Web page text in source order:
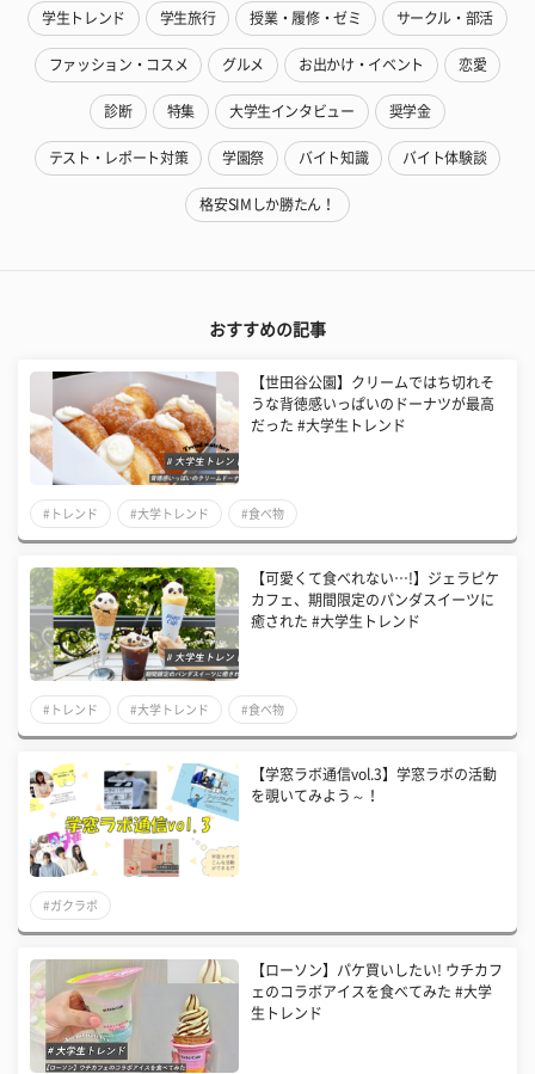
学生トレンド 学生旅行 授業・履修・ゼミ サークル・部活
ファッション・コスメ グルメ お出かけ・イベント 恋愛
診断 特集 大学生インタビュー 奨学金
テスト・レポート対策 学園祭 バイト知識 バイト体験談
格安SIMしか勝たん！
おすすめの記事
【世田谷公園】クリームではち切れそ
うな背徳感いっぱいのドーナツが最高
だった #大学生トレンド
#トレンド #大学トレンド #食べ物
【可愛くて食べれない…!】ジェラピケ
カフェ、期間限定のパンダスイーツに
癒された #大学生トレンド
#トレンド #大学トレンド #食べ物
【学窓ラボ通信vol.3】学窓ラボの活動
を覗いてみよう～！
#ガクラボ
【ローソン】パケ買いしたい! ウチカフ
ェのコラボアイスを食べてみた #大学
生トレンド